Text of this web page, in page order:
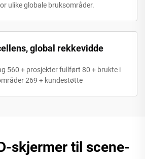
ulike globale bruksområder.
global rekkevidde
560 + prosjekter fullført 80 + brukte i
269 + kundestøtte
skjermer til scene-